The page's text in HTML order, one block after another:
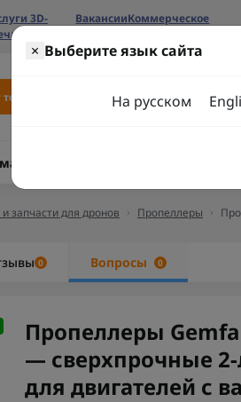
3D-
ВакансииКоммерческое
запчасти для дронов Пропеллеры
× Выберите язык сайта
На русском
0 Вопросы 0
Пропеллеры
— сверхпрочные
для двигателей с